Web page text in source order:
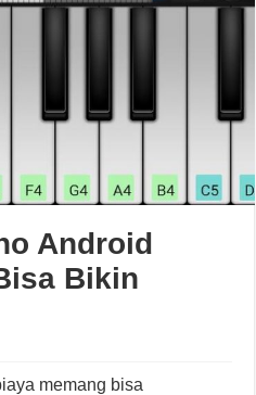
Android
Bikin
memang bisa